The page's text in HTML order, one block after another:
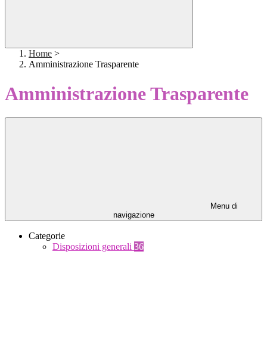
Home >
Amministrazione Trasparente
Amministrazione Trasparente
Menu di
navigazione
Categorie
Disposizioni generali 36